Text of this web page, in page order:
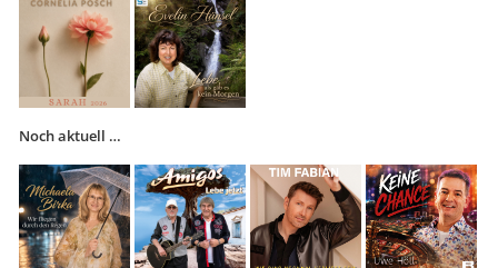
Noch aktuell …